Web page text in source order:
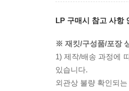
LP 구매시 참고 사항
※ 재킷/구성품/포장
1) 제작/배송 과정에
있습니다.
외관상 불량 확인되